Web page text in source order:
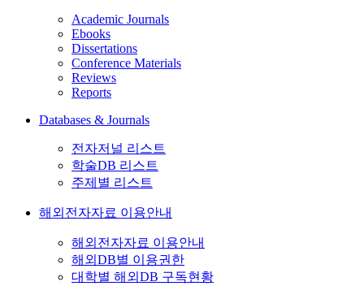
Academic Journals
Ebooks
Dissertations
Conference Materials
Reviews
Reports
Databases & Journals
전자저널 리스트
학술DB 리스트
주제별 리스트
해외전자자료 이용안내
해외전자자료 이용안내
해외DB별 이용권한
대학별 해외DB 구독현황